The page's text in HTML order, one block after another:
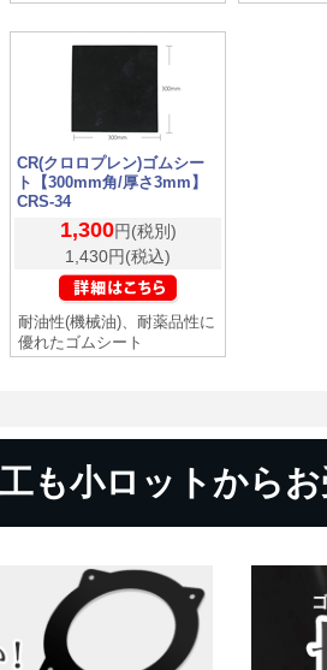
CR(クロロプレン)ゴムシー
ト【300mm角/厚さ3mm】
CRS-34
1,300円(税別)
1,430円(税込)
耐油性(機械油)、耐薬品性に
優れたゴムシート
も小ロットからお